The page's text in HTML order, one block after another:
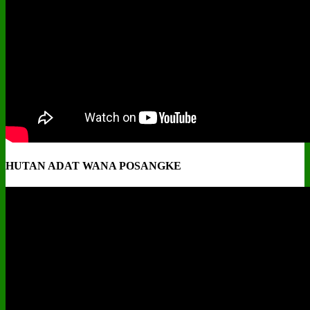
HUTAN ADAT WANA POSANGKE